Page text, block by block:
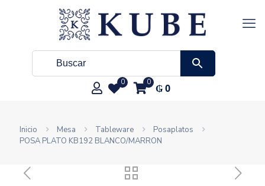
0 0 ₲0
Inicio Mesa Tableware
Posaplatos
POSA PLATO KB192 BLANCO/MARRON